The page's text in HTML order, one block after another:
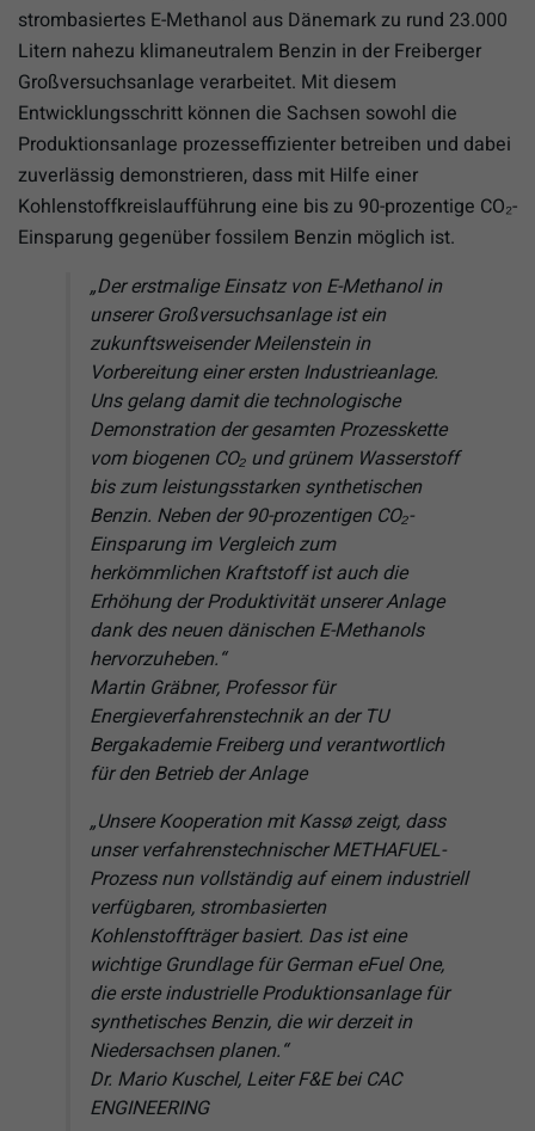
strombasiertes E-Methanol aus Dänemark zu rund 23.000
Litern nahezu klimaneutralem Benzin in der Freiberger
Großversuchsanlage verarbeitet. Mit diesem
Entwicklungsschritt können die Sachsen sowohl die
Produktionsanlage prozesseffizienter betreiben und dabei
zuverlässig demonstrieren, dass mit Hilfe einer
Kohlenstoffkreislaufführung eine bis zu 90-prozentige CO₂-
Einsparung gegenüber fossilem Benzin möglich ist.
„Der erstmalige Einsatz von E-Methanol in
unserer Großversuchsanlage ist ein
zukunftsweisender Meilenstein in
Vorbereitung einer ersten Industrieanlage.
Uns gelang damit die technologische
Demonstration der gesamten Prozesskette
vom biogenen CO₂ und grünem Wasserstoff
bis zum leistungsstarken synthetischen
Benzin. Neben der 90-prozentigen CO₂-
Einsparung im Vergleich zum
herkömmlichen Kraftstoff ist auch die
Erhöhung der Produktivität unserer Anlage
dank des neuen dänischen E-Methanols
hervorzuheben.“
Martin Gräbner, Professor für
Energieverfahrenstechnik an der TU
Bergakademie Freiberg und verantwortlich
für den Betrieb der Anlage
„Unsere Kooperation mit Kassø zeigt, dass
unser verfahrenstechnischer METHAFUEL-
Prozess nun vollständig auf einem industriell
verfügbaren, strombasierten
Kohlenstoffträger basiert. Das ist eine
wichtige Grundlage für German eFuel One,
die erste industrielle Produktionsanlage für
synthetisches Benzin, die wir derzeit in
Niedersachsen planen.“
Dr. Mario Kuschel, Leiter F&E bei CAC
ENGINEERING